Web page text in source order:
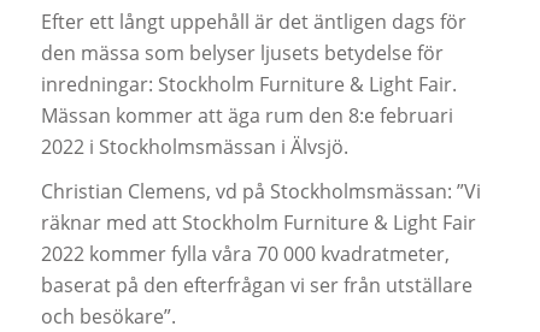
Efter ett långt uppehåll är det äntligen dags för
den mässa som belyser ljusets betydelse för
inredningar: Stockholm Furniture & Light Fair.
Mässan kommer att äga rum den 8:e februari
2022 i Stockholmsmässan i Älvsjö.
Christian Clemens, vd på Stockholmsmässan: ”Vi
räknar med att Stockholm Furniture & Light Fair
2022 kommer fylla våra 70 000 kvadratmeter,
baserat på den efterfrågan vi ser från utställare
och besökare”.